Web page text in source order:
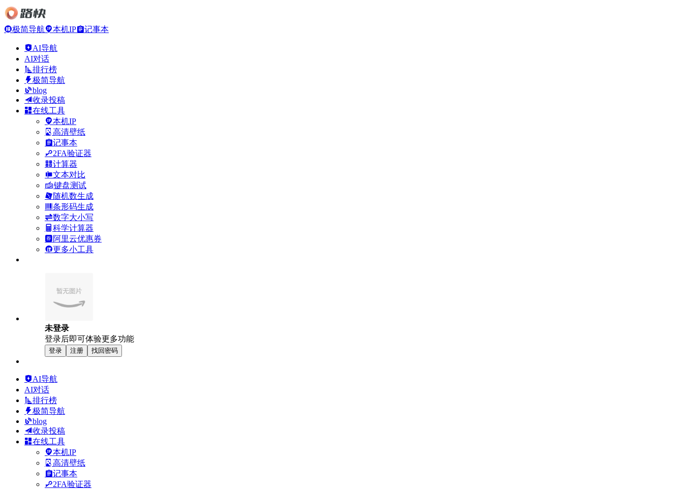
极简导航 本机IP 记事本
AI导航
AI对话
排行榜
极简导航
blog
收录投稿
在线工具
本机IP
高清壁纸
记事本
2FA验证器
计算器
文本对比
键盘测试
随机数生成
条形码生成
数字大小写
科学计算器
阿里云优惠券
更多小工具
未登录
登录后即可体验更多功能
登录 注册 找回密码
AI导航
AI对话
排行榜
极简导航
blog
收录投稿
在线工具
本机IP
高清壁纸
记事本
2FA验证器